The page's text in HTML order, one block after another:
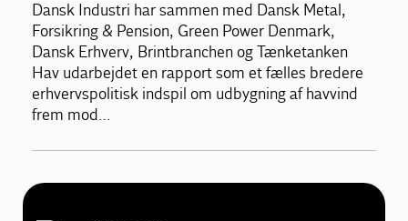
Dansk Industri har sammen med Dansk Metal,
Forsikring & Pension, Green Power Denmark,
Dansk Erhverv, Brintbranchen og Tænketanken
Hav udarbejdet en rapport som et fælles bredere
erhvervspolitisk indspil om udbygning af havvind
frem mod…